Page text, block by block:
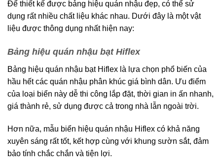
Để thiết kế được bảng hiệu quán nhậu đẹp, có thể sử
dụng rất nhiều chất liệu khác nhau. Dưới đây là một vật
liệu được thông dụng nhất hiện nay:
Bảng hiệu quán nhậu bạt Hiflex
Bảng hiệu quán nhậu bạt Hiflex là lựa chọn phổ biến của
hầu hết các quán nhậu phân khúc giá bình dân. Ưu điểm
của loại biển này dễ thi công lắp đặt, thời gian in ấn nhanh,
giá thành rẻ, sử dụng được cả trong nhà lẫn ngoài trời.
Hơn nữa, mẫu biển hiệu quán nhậu Hiflex có khả năng
xuyên sáng rất tốt, kết hợp cùng với khung sườn sắt, đảm
bảo tính chắc chắn và tiện lợi.